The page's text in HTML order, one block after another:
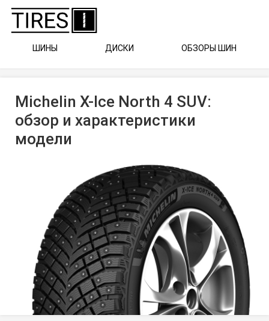
ШИНЫ ДИСКИ ОБЗОРЫ ШИН
Michelin X-Ice North 4 SUV:
обзор и характеристики
модели